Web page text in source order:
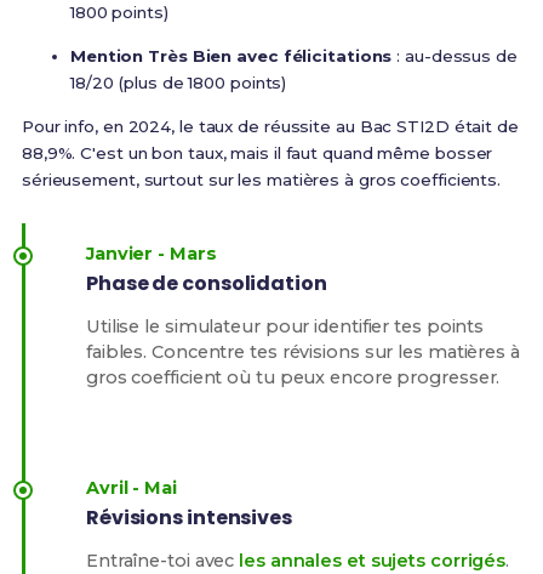
1800 points)
Mention Très Bien avec félicitations : au-dessus de
18/20 (plus de 1800 points)
Pour info, en 2024, le taux de réussite au Bac STI2D était de
88,9%. C'est un bon taux, mais il faut quand même bosser
sérieusement, surtout sur les matières à gros coefficients.
Janvier - Mars
Phase de consolidation
Utilise le simulateur pour identifier tes points
faibles. Concentre tes révisions sur les matières à
gros coefficient où tu peux encore progresser.
Avril - Mai
Révisions intensives
Entraîne-toi avec les annales et sujets corrigés.